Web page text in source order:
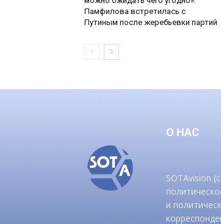
Памфилова встретилась с
Путиным после жеребьевки партий
О НАС
SOTAvision
и